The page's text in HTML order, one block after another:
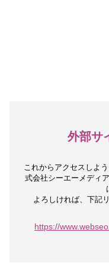
外部サ
これからアクセスしよ
式会社シーエーメディ
よろしければ、下記
https://